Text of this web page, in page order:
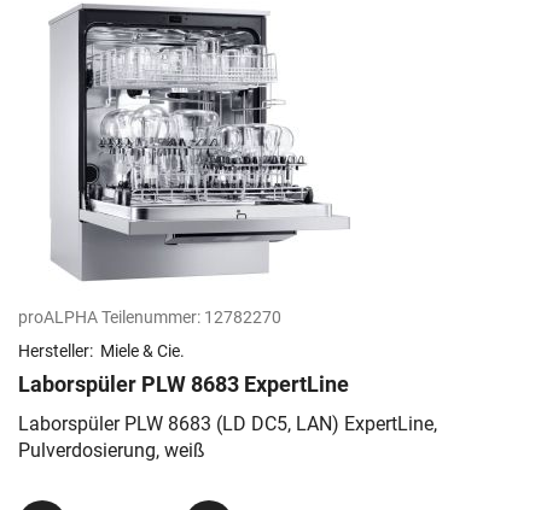
proALPHA Teilenummer: 12782270
Hersteller: Miele & Cie.
Laborspüler PLW 8683 ExpertLine
Laborspüler PLW 8683 (LD DC5, LAN) ExpertLine,
Pulverdosierung, weiß